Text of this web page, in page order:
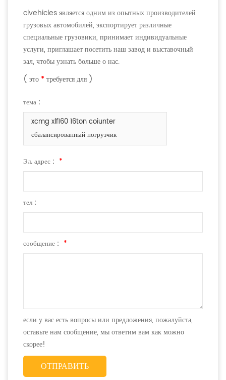
clvehicles является одним из опытных производителей
грузовых автомобилей, экспортирует различные
специальные грузовики, принимает индивидуальные
услуги, приглашает посетить наш завод и выставочный
зал, чтобы узнать больше о нас.
( это * требуется для )
тема :
xcmg xlf160 16ton coiunter
сбалансированный погрузчик
Эл. адрес : *
тел :
сообщение : *
если у вас есть вопросы или предложения, пожалуйста,
оставьте нам сообщение, мы ответим вам как можно
скорее!